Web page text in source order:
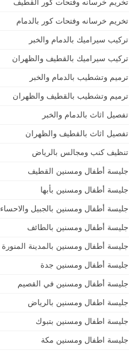
تخريم خرسانه وفتحات كور القطيف
تخريم خرسانه وفتحات كور بالدمام
تركيب سيراميك بالدمام والخبر
تركيب سيراميك بالقطيف والظهران
ترميم وتشطيب بالدمام والخبر
ترميم وتشطيب بالقطيف والظهران
تفصيل اثاث بالدمام والخبر
تفصيل اثاث بالقطيف والظهران
تنظيف كنب ومجالس بالرياض
جليسة أطفال ومسنين القطيف
جليسة أطفال ومسنين بأبها
جليسة أطفال ومسنين بالجبيل والاحساء
جليسة أطفال ومسنين بالطائف
جليسة أطفال ومسنين بالمدينة المنورة
جليسة أطفال ومسنين جدة
جليسة أطفال ومسنين في القصيم
جليسة اطفال ومسنين بالرياض
جليسة اطفال ومسنين بتبوك
جليسة اطفال ومسنين مكة